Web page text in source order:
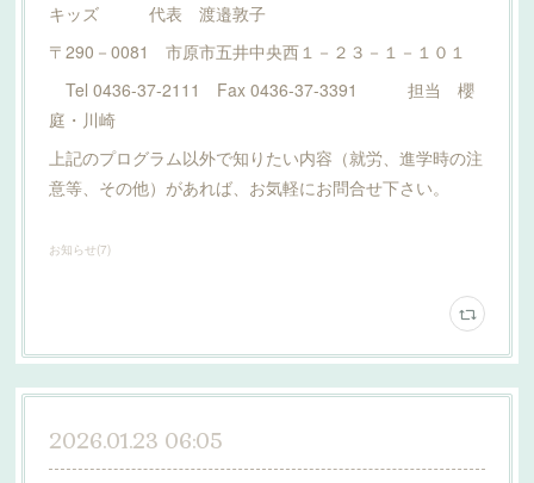
キッズ 代表 渡邉敦子
〒290－0081 市原市五井中央西１－２３－１－１０１
Tel 0436-37-2111 Fax 0436-37-3391 担当 櫻
庭・川崎
上記のプログラム以外で知りたい内容（就労、進学時の注
意等、その他）があれば、お気軽にお問合せ下さい。
お知らせ(7)
2026.01.23 06:05